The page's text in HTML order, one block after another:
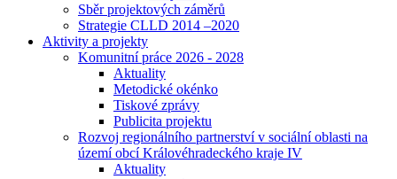
Sběr projektových záměrů
Strategie CLLD 2014 –2020
Aktivity a projekty
Komunitní práce 2026 - 2028
Aktuality
Metodické okénko
Tiskové zprávy
Publicita projektu
Rozvoj regionálního partnerství v sociální oblasti na
území obcí Královéhradeckého kraje IV
Aktuality